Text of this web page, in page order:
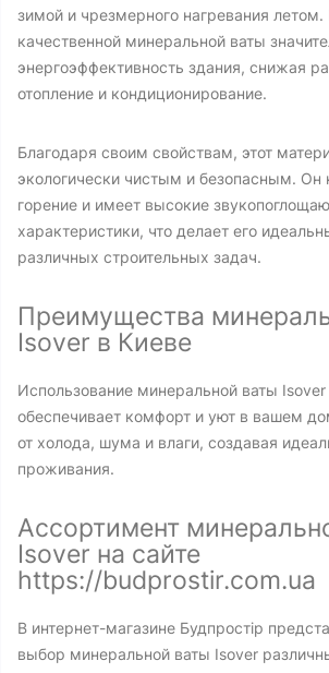
зимой и чрезмерного нагревания
качественной минеральной ваты
энергоэффективность здания, снижая
отопление и кондиционирование.
Благодаря своим свойствам, этот
экологически чистым и безопасным. Он
горение и имеет высокие
характеристики, что делает его
различных строительных задач.
Преимущества
Isover в Киеве
Использование минеральной ваты
обеспечивает комфорт и уют в вашем
от холода, шума и влаги, создавая
проживания.
Ассортимент
Isover на сайте
https://budprostir.com.ua
В интернет-магазине Будпростір
выбор минеральной ваты Isover